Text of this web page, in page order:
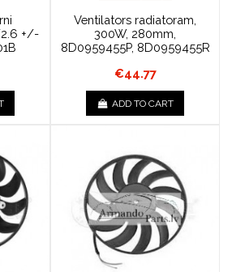
+/-
Ventilators radiatoram,
300W, 280mm,
8D0959455P, 8D0959455R
€44.77
ADD TO CART